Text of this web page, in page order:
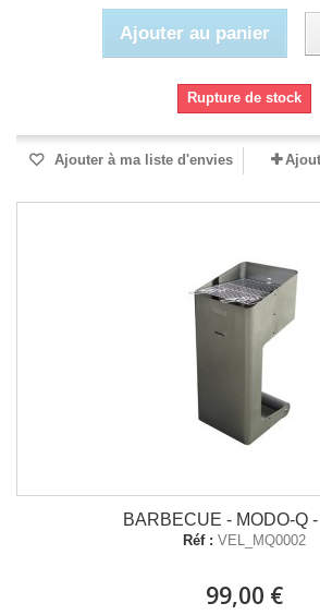
Ajouter au panier
Rupture de stock
Ajouter à ma liste d'envies
BARBECUE - MODO-Q
Réf : VEL_MQ0002
99,00 €